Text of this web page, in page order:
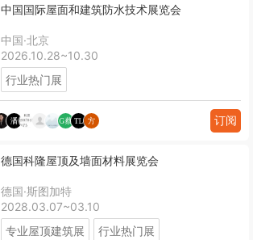
中国国际屋面和建筑防水技术展览会
中国·北京
2026.10.28~10.30
行业热门展
订阅
德国科隆屋顶及墙面材料展览会
德国·斯图加特
2028.03.07~03.10
专业屋顶建筑展
行业热门展